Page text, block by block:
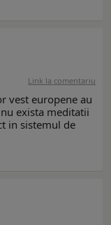
Link la comentariu
vest europene au
exista meditatii
in sistemul de